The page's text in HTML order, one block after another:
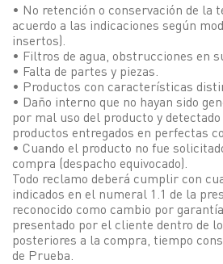
• No retención o conservación de la
acuerdo a las indicaciones según
insertos).
• Filtros de agua, obstrucciones en
• Falta de partes y piezas.
• Productos con características
• Daño interno que no hayan sido
por mal uso del producto y
productos entregados en perfectas
• Cuando el producto no fue
compra (despacho equivocado).
Todo reclamo deberá cumplir con
indicados en el numeral 1.1 de la
reconocido como cambio por
presentado por el cliente dentro de
posteriores a la compra, tiempo
de Prueba.